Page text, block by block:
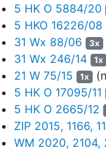
3. Die Eintragung
6.4.2019 in das
Eintragung der
selben Tag bekannt
Verschmelzung in
eingetragen und am
gemacht. Am Tag
waren alle
II.
5 HK O 5884/20
5 HKO 16226/08
31 Wx 88/06
3x
31 Wx 246/14
1x
21 W 75/15
1x
5 HK O 17095/11
5 HK O 2665/12
ZIP 2015, 1166,
WM 2020, 2104,